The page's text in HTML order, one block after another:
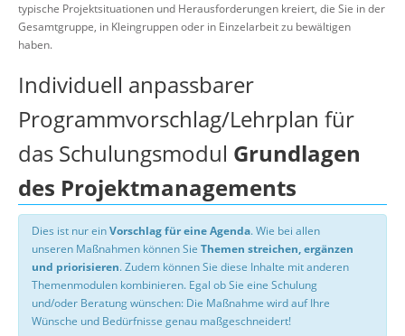
typische Projektsituationen und Herausforderungen kreiert, die Sie in der
Gesamtgruppe, in Kleingruppen oder in Einzelarbeit zu bewältigen
haben.
Individuell anpassbarer
Programmvorschlag/Lehrplan für
das Schulungsmodul Grundlagen
des Projektmanagements
Dies ist nur einVorschlag für eine Agenda. Wie bei allen
unseren Maßnahmen können Sie Themen streichen, ergänzen
und priorisieren. Zudem können Sie diese Inhalte mit anderen
Themenmodulen kombinieren. Egal ob Sie eine Schulung
und/oder Beratung wünschen: Die Maßnahme wird auf Ihre
Wünsche und Bedürfnisse genau maßgeschneidert!